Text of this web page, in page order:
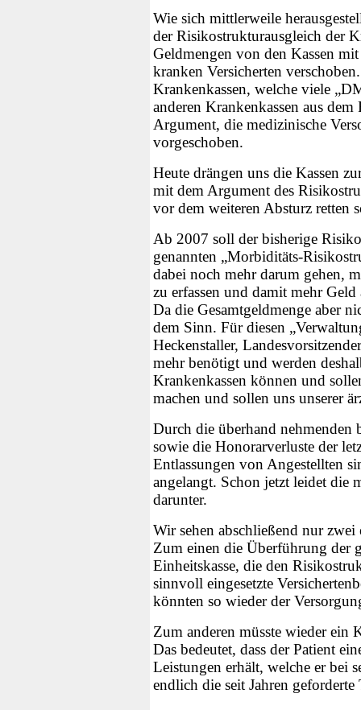
Wie sich mittlerweile
der Risikostrukturausgleich der
Geldmengen von den Kassen
kranken Versicherten
Krankenkassen, welche viele
anderen Krankenkassen aus
Argument, die medizinische
vorgeschoben.
Heute drängen uns die Kassen
mit dem Argument des
vor dem weiteren Absturz retten
Ab 2007 soll der bisherige
genannten „Morbiditäts-
dabei noch mehr darum gehen,
zu erfassen und damit mehr
Da die Gesamtgeldmenge aber
dem Sinn. Für diesen
Heckenstaller,
mehr benötigt und werden
Krankenkassen können und
machen und sollen uns unserer
Durch die überhand nehmenden
sowie die Honorarverluste der
Entlassungen von Angestellten
angelangt. Schon jetzt leidet die
darunter.
Wir sehen abschließend nur
Zum einen die Überführung der
Einheitskasse, die den
sinnvoll eingesetzte
könnten so wieder der
Zum anderen müsste wieder ein
Das bedeutet, dass der Patient
Leistungen erhält, welche er bei
endlich die seit Jahren geforderte